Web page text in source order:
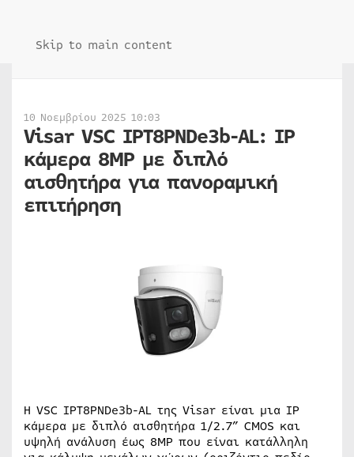
Skip to main content
10 Νοεμβρίου 2025 10:03
Visar VSC IPT8PNDe3b-AL: IP
κάμερα 8MP με διπλό
αισθητήρα για πανοραμική
επιτήρηση
Η VSC IPT8PNDe3b-AL της Visar είναι μια IP
κάμερα με διπλό αισθητήρα 1/2.7” CMOS και
υψηλή ανάλυση έως 8MP που είναι κατάλληλη